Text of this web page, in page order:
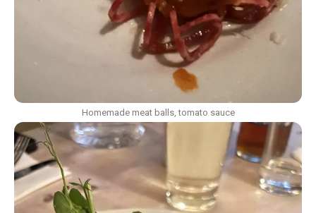
Homemade meat balls, tomato sauce